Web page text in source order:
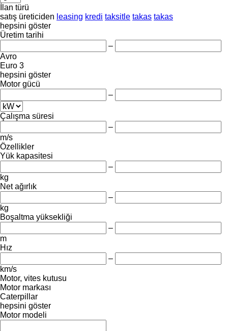
İlan türü
satış üreticiden leasing kredi taksitle takas takas
hepsini göster
Üretim tarihi
–
Avro
Euro 3
hepsini göster
Motor gücü
–
Çalışma süresi
–
m/s
Özellikler
Yük kapasitesi
–
kg
Net ağırlık
–
kg
Boşaltma yüksekliği
–
m
Hız
–
km/s
Motor, vites kutusu
Motor markası
Caterpillar
hepsini göster
Motor modeli